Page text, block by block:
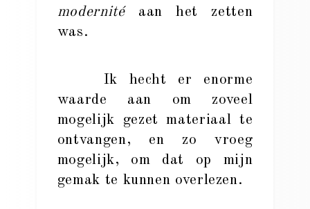
modernitéaan het zetten
was.
Ik hecht er enorme
waarde aan om zoveel
mogelijk gezet materiaal te
ontvangen, en zo vroeg
mogelijk, om dat op mijn
gemak te kunnen overlezen.